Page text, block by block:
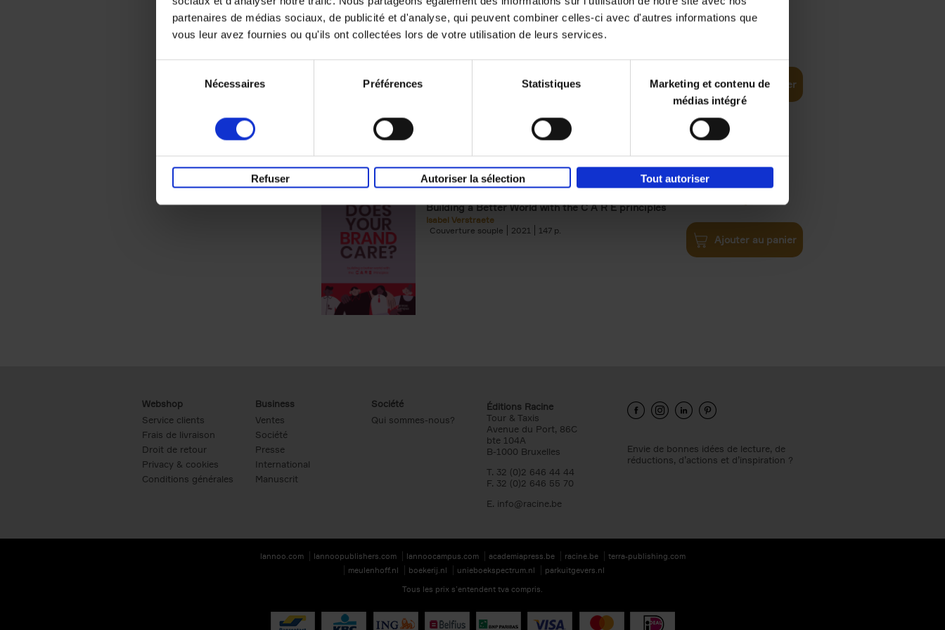
partenaires de médias sociaux, de publicité et d'analyse, qui peuvent combiner celles-ci avec d'autres informations que
vous leur avez fournies ou qu'ils ont collectées lors de votre utilisation de leurs services.
Nécessaires Préférences Statistiques
Marketing et contenu de
médias intégré
Refuser Autoriser la sélection Tout autoriser
Building Bonds = Building Business
Ajouter au panier
Does Your Brand Care?
Building a Better World with the C A R E principles
Isabel Verstraete
Couverture souple
2021 147
€34,99
Ajouter au panier
Webshop
Service clients
Frais de livraison
Droit de retour
Privacy & cookies
Conditions générales
Business
Ventes
Société
Presse
International
Manuscrit
Société
Qui sommes-nous?
Éditions Racine
Tour & Taxis
Avenue du Port, 86C
bte 104A
B-1000 Bruxelles
T. 32 (0)2 646 44 44
F. 32 (0)2 646 55 70
E. info@racine.be
Envie de bonnes idées de lecture, de
réductions, d’actions et d’inspiration ?
lannoo.com lannoopublishers.com lannoocampus.com academiapress.be racine.be
terra-publishing.com
meulenhoff.nl
boekerij.nl unieboekspectrum.nl
parkuitgevers.nl
Tous les prix s’entendent tva compris.